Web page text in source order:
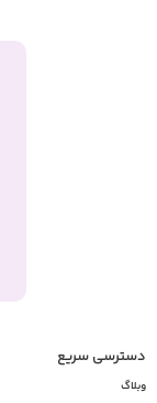
دسترسی سریع
وبلاگ